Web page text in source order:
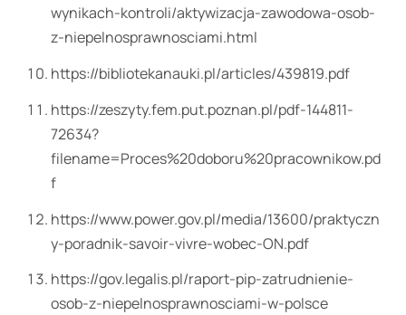
wynikach-kontroli/aktywizacja-zawodowa-osob-
z-niepelnosprawnosciami.html
https://bibliotekanauki.pl/articles/439819.pdf
https://zeszyty.fem.put.poznan.pl/pdf-144811-
72634?
filename=Proces%20doboru%20pracownikow.pd
f
https://www.power.gov.pl/media/13600/praktyczn
y-poradnik-savoir-vivre-wobec-ON.pdf
https://gov.legalis.pl/raport-pip-zatrudnienie-
osob-z-niepelnosprawnosciami-w-polsce